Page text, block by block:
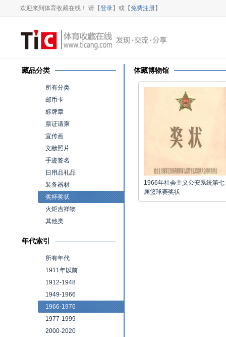
欢迎来到体育收藏在线！ 请【登录】或【免费注册】
藏品分类
所有分类
邮币卡
标牌章
票证请柬
宣传画
文献照片
手迹签名
日用品礼品
装备器材
奖杯奖状
火炬吉祥物
其他类
年代索引
所有年代
1911年以前
1912-1948
1949-1966
1966-1976
1977-1999
2000-2020
体藏博物馆
1966年社会主义公安系统第七
届篮球赛奖状